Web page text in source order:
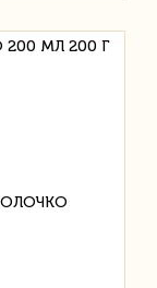
МЛ 200 Г